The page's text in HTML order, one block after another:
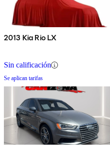
2013 Kia Rio LX
Sin calificación
Se aplican tarifas